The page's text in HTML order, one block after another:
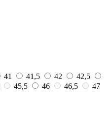
41 41,5 42
42,5
45,5 46 46,5
47